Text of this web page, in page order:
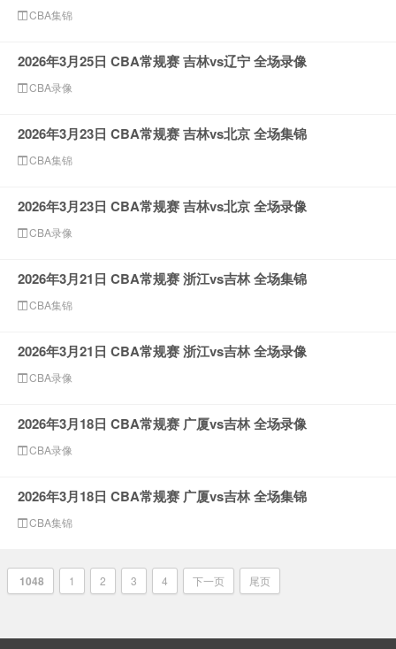
CBA集锦
2026年3月25日 CBA常规赛 吉林vs辽宁 全场录像
CBA录像
2026年3月23日 CBA常规赛 吉林vs北京 全场集锦
CBA集锦
2026年3月23日 CBA常规赛 吉林vs北京 全场录像
CBA录像
2026年3月21日 CBA常规赛 浙江vs吉林 全场集锦
CBA集锦
2026年3月21日 CBA常规赛 浙江vs吉林 全场录像
CBA录像
2026年3月18日 CBA常规赛 广厦vs吉林 全场录像
CBA录像
2026年3月18日 CBA常规赛 广厦vs吉林 全场集锦
CBA集锦
1048 1 2 3 4 下一页 尾页